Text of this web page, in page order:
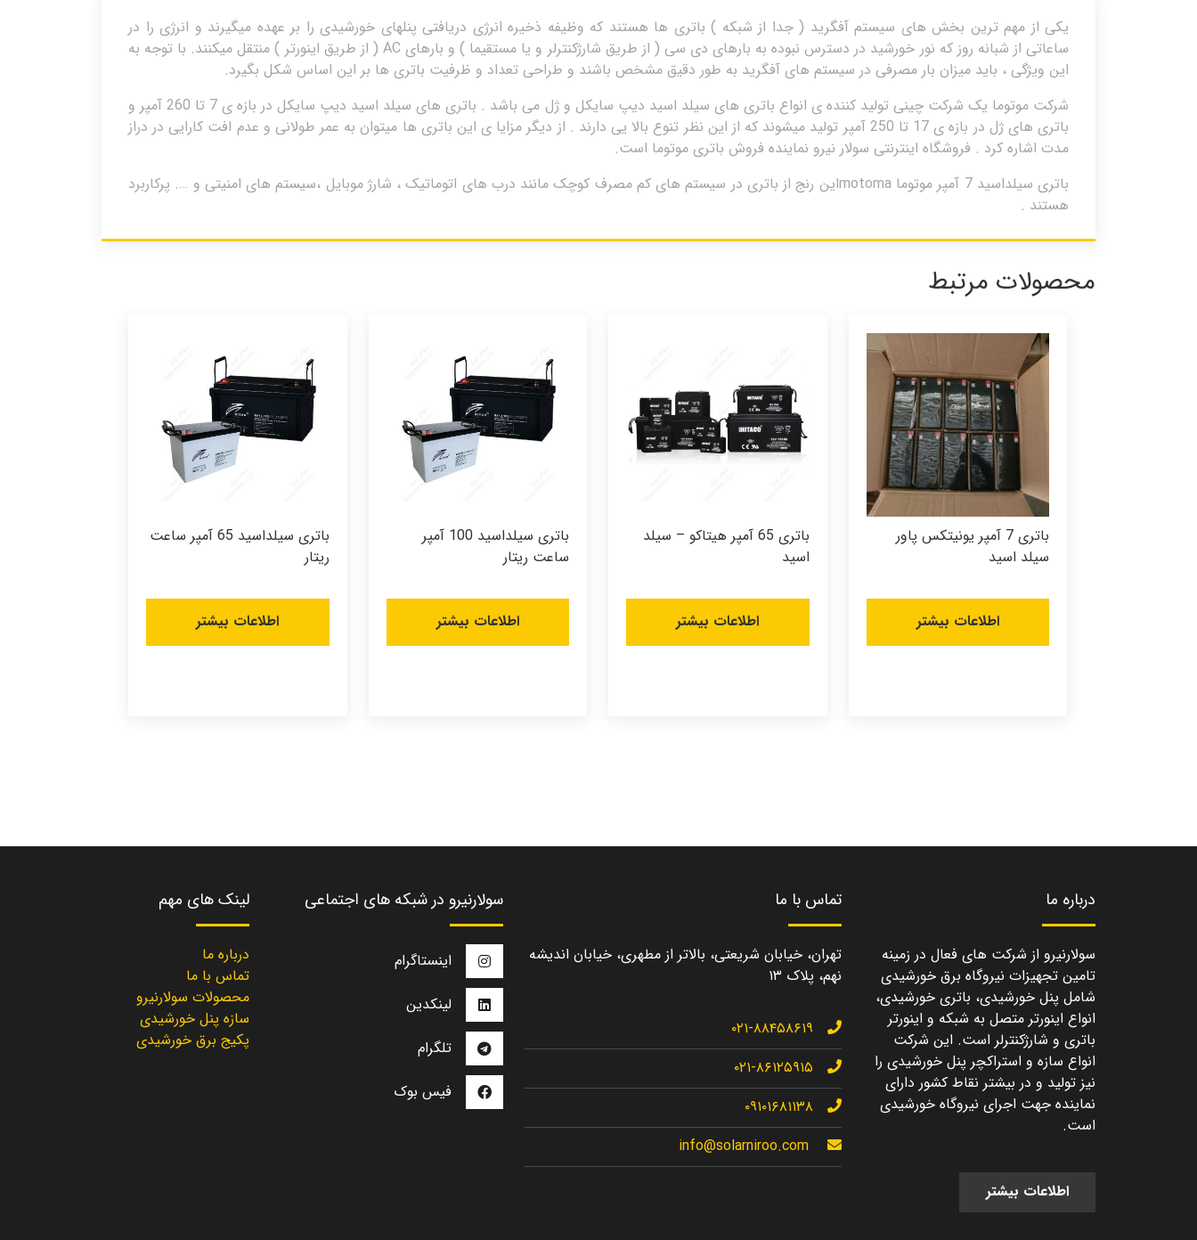
یکی از مهم ترین بخش های سیستم آفگرید ( جدا از شبکه ) باتری ها هستند که وظیفه ذخیره انرژی دریافتی پنلهای خورشیدی را بر عهده میگیرند و انرژی را در
ساعاتی از شبانه روز که نور خورشید در دسترس نبوده به بارهای دی سی ( از طریق شارژکنترلر و یا مستقیما ) و بارهای AC ( از طریق اینورتر ) منتقل میکنند. با توجه به
این ویژگی ، باید میزان بار مصرفی در سیستم های آفگرید به طور دقیق مشخص باشند و طراحی تعداد و ظرفیت باتری ها بر این اساس شکل بگیرد.
شرکت موتوما یک شرکت چینی تولید کننده ی انواع باتری های سیلد اسید دیپ سایکل و ژل می باشد . باتری های سیلد اسید دیپ سایکل در بازه ی 7 تا 260 آمپر و
باتری های ژل در بازه ی 17 تا 250 آمپر تولید میشوند که از این نظر تنوع بالا یی دارند . از دیگر مزایا ی این باتری ها میتوان به عمر طولانی و عدم افت کارایی در دراز
مدت اشاره کرد . فروشگاه اینترنتی سولار نیرو نماینده فروش باتری موتوما است.
باتری سیلداسید 7 آمپر موتوما motomaاین رنج از باتری در سیستم های کم مصرف کوچک مانند درب های اتوماتیک ، شارژ موبایل ،سیستم های امنیتی و …. پرکاربرد
هستند .
محصولات مرتبط
باتری 7 آمپر یونیتکس پاور
سیلد اسید
اطلاعات بیشتر
باتری 65 آمپر هیتاکو – سیلد
اسید
اطلاعات بیشتر
باتری سیلداسید 100 آمپر
ساعت ریتار
اطلاعات بیشتر
باتری سیلداسید 65 آمپر ساعت
ریتار
اطلاعات بیشتر
درباره ما
سولارنیرو از شرکت های فعال در زمینه
تامین تجهیزات نیروگاه برق خورشیدی
شامل پنل خورشیدی، باتری خورشیدی،
انواع اینورتر متصل به شبکه و اینورتر
باتری و شارژکنترلر است. این شرکت
انواع سازه و استراکچر پنل خورشیدی را
نیز تولید و در بیشتر نقاط کشور دارای
نماینده جهت اجرای نیروگاه خورشیدی
است.
اطلاعات بیشتر
تماس با ما
تهران، خیابان شریعتی، بالاتر از مطهری، خیابان اندیشه
نهم، پلاک ۱۳
۰۲۱-۸۸۴۵۸۶۱۹
۰۲۱-۸۶۱۲۵۹۱۵
۰۹۱۰۱۶۸۱۱۳۸
info@solarniroo.com
سولارنیرو در شبکه های اجتماعی
اینستاگرام
لینکدین
تلگرام
فیس بوک
لینک های مهم
درباره ما
تماس با ما
محصولات سولارنیرو
سازه پنل خورشیدی
پکیج برق خورشیدی